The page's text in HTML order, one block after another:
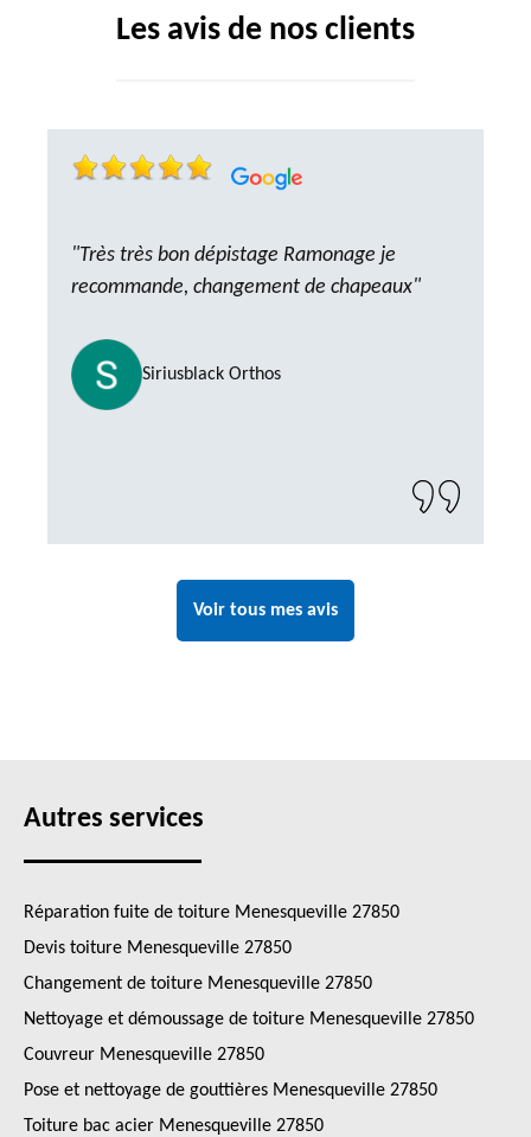
Les avis de nos clients
"Très très bon dépistage Ramonage je
recommande, changement de chapeaux"
Siriusblack Orthos
Voir tous mes avis
Autres services
Réparation fuite de toiture Menesqueville 27850
Devis toiture Menesqueville 27850
Changement de toiture Menesqueville 27850
Nettoyage et démoussage de toiture Menesqueville 27850
Couvreur Menesqueville 27850
Pose et nettoyage de gouttières Menesqueville 27850
Toiture bac acier Menesqueville 27850